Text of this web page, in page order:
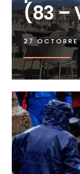
(83 –
27